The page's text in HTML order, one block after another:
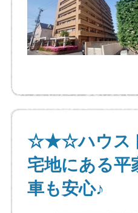
☆★☆ハウス
宅地にある平
車も安心♪